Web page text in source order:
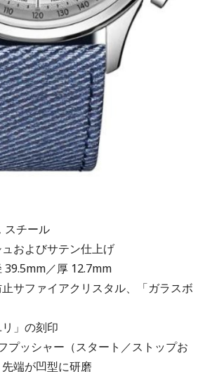
スチール
およびサテン仕上げ
39.5mm／厚 12.7mm
止サファイアクリスタル、「ガラスボ
」の刻印
プッシャー（スタート／ストップお
端が凹型に研磨